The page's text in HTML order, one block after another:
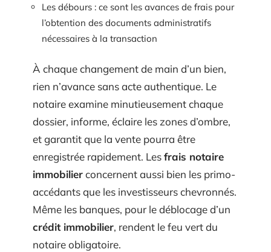
Les débours : ce sont les avances de frais pour
l’obtention des documents administratifs
nécessaires à la transaction
À chaque changement de main d’un bien,
rien n’avance sans acte authentique. Le
notaire examine minutieusement chaque
dossier, informe, éclaire les zones d’ombre,
et garantit que la vente pourra être
enregistrée rapidement. Lesfrais notaire
immobilierconcernent aussi bien les primo-
accédants que les investisseurs chevronnés.
Même les banques, pour le déblocage d’un
crédit immobilier, rendent le feu vert du
notaire obligatoire.